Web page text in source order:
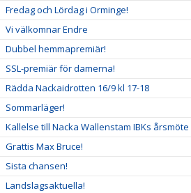
Fredag och Lördag i Orminge!
Vi välkomnar Endre
Dubbel hemmapremiär!
SSL-premiär för damerna!
Rädda Nackaidrotten 16/9 kl 17-18
Sommarläger!
Kallelse till Nacka Wallenstam IBKs årsmöte
Grattis Max Bruce!
Sista chansen!
Landslagsaktuella!